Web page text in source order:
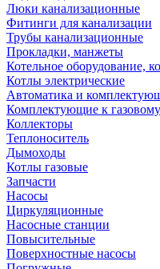
Люки канализационные
Фитинги для канализации
Трубы канализационные
Прокладки, манжеты
Котельное оборудование,
Котлы электрические
Автоматика и
Комплектующие к
Коллекторы
Теплоноситель
Дымоходы
Котлы газовые
Запчасти
Насосы
Циркуляционные
Насосные станции
Повысительные
Поверхностные насосы